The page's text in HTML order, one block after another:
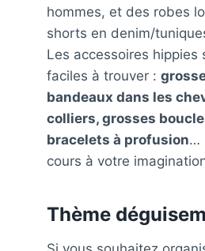
hommes, et des robes
shorts en denim/
Les accessoires hippies
faciles à trouver :
bandeaux dans les
colliers, grosses
bracelets à profusion…
cours à votre
Thème